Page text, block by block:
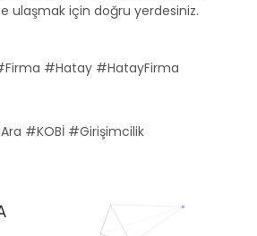
ulaşmak için doğru yerdesiniz.
#Hatay #HatayFirma
#KOBİ #Girişimcilik